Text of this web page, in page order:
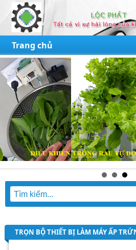
Trang chủ
TRỌN BỘ THIẾT BỊ LÀM MÁY ẤP